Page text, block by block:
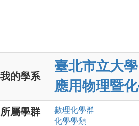
我的學系
臺北市立大學
應用物理暨
所屬學群 數理化學群
化學學類